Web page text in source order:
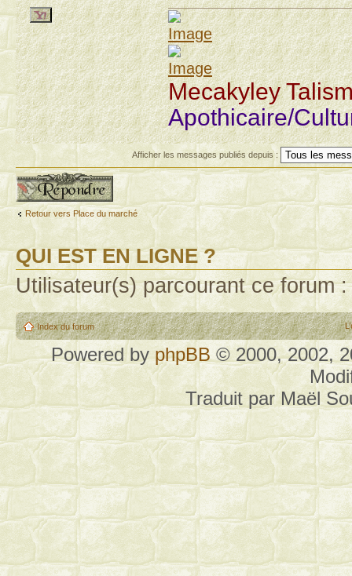
Mecakyley
Apothicaire/
Afficher les messages publiés depuis :
Publier une réponse
Retour vers Place du marché
QUI EST EN LIGNE ?
Utilisateur(s) parcourant ce forum
Index du forum
Powered byphpBB© 2000, 2002,
Traduit par Maël